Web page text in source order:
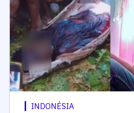
INDONÉSIA